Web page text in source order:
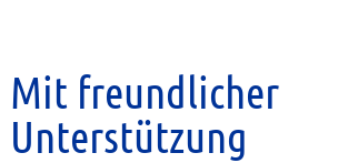
Mit freundlicher
Unterstützung